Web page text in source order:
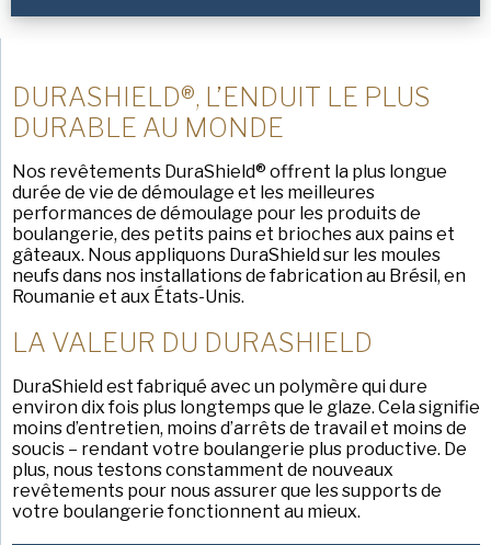
Chicago Metallic
Runex
Synova
Turbel
USA Pan
DURASHIELD®, L’ENDUIT LE PLUS
DURABLE AU MONDE
Nos revêtements DuraShield® offrent la plus longue
durée de vie de démoulage et les meilleures
performances de démoulage pour les produits de
boulangerie, des petits pains et brioches aux pains et
gâteaux. Nous appliquons DuraShield sur les moules
neufs dans nos installations de fabrication au Brésil, en
Roumanie et aux États-Unis.
LA VALEUR DU DURASHIELD
DuraShield est fabriqué avec un polymère qui dure
environ dix fois plus longtemps que le glaze. Cela signifie
moins d’entretien, moins d’arrêts de travail et moins de
soucis – rendant votre boulangerie plus productive. De
plus, nous testons constamment de nouveaux
revêtements pour nous assurer que les supports de
votre boulangerie fonctionnent au mieux.
de
de
l'entreprise
(Nécessaire)
Email(Nécessaire)
Pays *
Consent(Nécessaire)
Oui, j'ai lu et compris lapolitique de confidentialité
d'American Pan.
SUBMIT